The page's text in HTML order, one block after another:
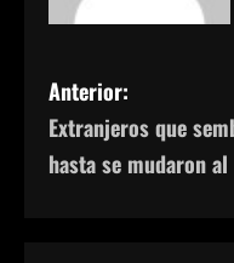
N
a
Anterior:
Extranjeros que
hasta se mudaron